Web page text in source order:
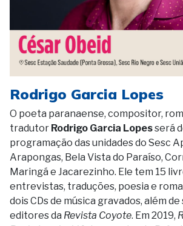
Rodrigo Garcia Lopes
O poeta paranaense, compositor,
tradutor Rodrigo Garcia Lopesserá
programação das unidades do Sesc
Arapongas, Bela Vista do Paraíso,
Maringá e Jacarezinho. Ele tem 15
entrevistas, traduções, poesia e
dois CDs de música gravados, além de
editores da Revista Coyote. Em 2019,